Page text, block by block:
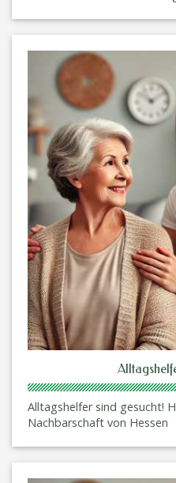
Alltagshelfer sind gesucht!
Nachbarschaft von Hessen